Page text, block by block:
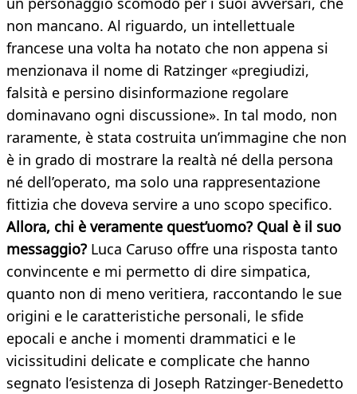
non mancano. Al riguardo, un intellettuale
francese una volta ha notato che non appena si
menzionava il nome di Ratzinger «pregiudizi,
falsità e persino disinformazione regolare
dominavano ogni discussione». In tal modo, non
raramente, è stata costruita un’immagine che non
è in grado di mostrare la realtà né della persona
né dell’operato, ma solo una rappresentazione
fittizia che doveva servire a uno scopo specifico.
Allora, chi è veramente quest’uomo? Qual è il suo
messaggio? Luca Caruso offre una risposta tanto
convincente e mi permetto di dire simpatica,
quanto non di meno veritiera, raccontando le sue
origini e le caratteristiche personali, le sfide
epocali e anche i momenti drammatici e le
vicissitudini delicate e complicate che hanno
segnato l’esistenza di Joseph Ratzinger-Benedetto